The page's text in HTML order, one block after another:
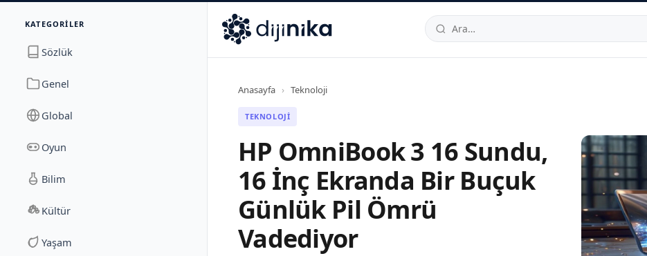
KATEGORILER
Sözlük
Genel
Global
Oyun
Bilim
Kültür
Yaşam
İletişim
Dijinika Avrasya Cad. Sitesi B Blok No: 17/2A, Marmara Mahallesi 34520TRTelefon:0850 444 30 49E-posta:
Anasayfa › Teknoloji
TEKNOLOJI
HP OmniBook 3 16 Sundu,
16 İnç Ekranda Bir Buçuk
Günlük Pil Ömrü
Vadediyor